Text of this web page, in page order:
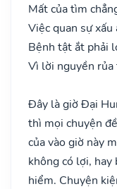
Mất của tìm
Việc quan sự
Bệnh tật ắt phải
Vì lời nguyền
Đây là giờ Đại
thì mọi chuyện
của vào giờ này
không có lợi, hay
hiểm. Chuyện